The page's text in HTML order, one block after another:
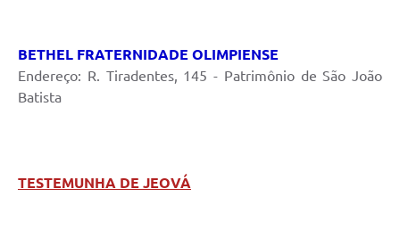
BETHEL FRATERNIDADE OLIMPIENSE
Endereço: R. Tiradentes, 145 - Patrimônio de São João
Batista
TESTEMUNHA DE JEOVÁ